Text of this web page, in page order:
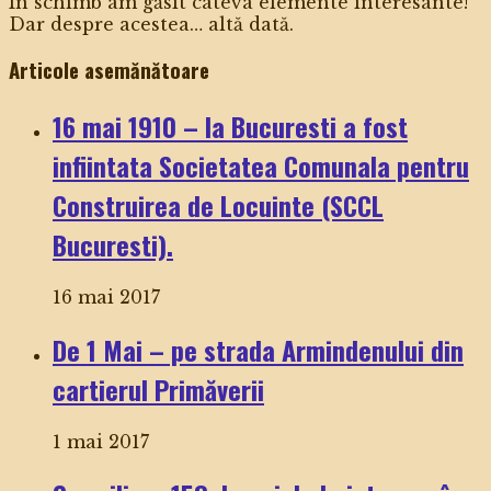
Dar despre acestea… altă dată.
Articole asemănătoare
16 mai 1910 – la Bucuresti a fost
infiintata Societatea Comunala pentru
Construirea de Locuinte (SCCL
Bucuresti).
16 mai 2017
De 1 Mai – pe strada Armindenului din
cartierul Primăverii
1 mai 2017